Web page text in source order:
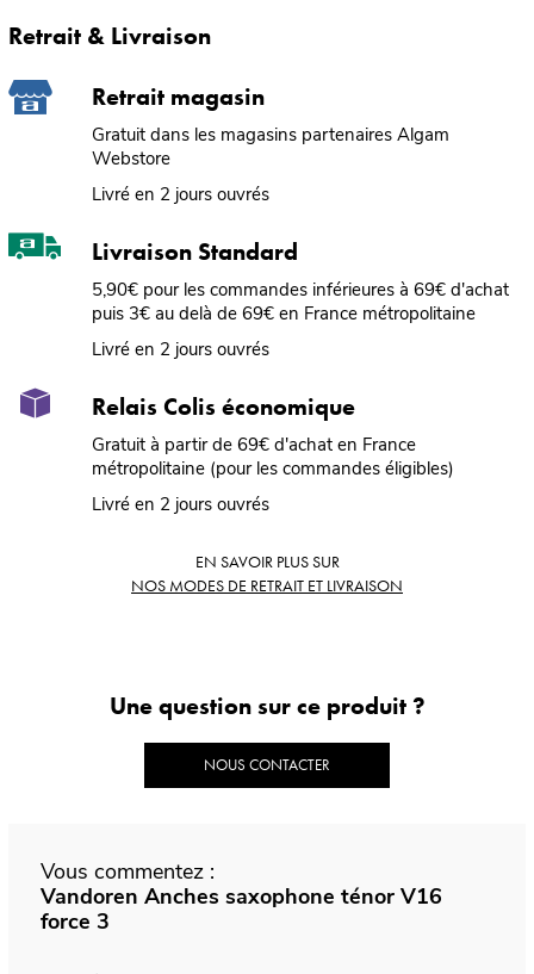
Retrait & Livraison
Retrait magasin
Gratuit dans les magasins partenaires Algam
Webstore
Livré en 2 jours ouvrés
Livraison Standard
5,90€ pour les commandes inférieures à 69€ d'achat
puis 3€ au delà de 69€ en France métropolitaine
Livré en 2 jours ouvrés
Relais Colis économique
Gratuit à partir de 69€ d'achat en France
métropolitaine (pour les commandes éligibles)
Livré en 2 jours ouvrés
EN SAVOIR PLUS SUR
NOS MODES DE RETRAIT ET LIVRAISON
Une question sur ce produit ?
NOUS CONTACTER
Vous commentez :
Vandoren Anches saxophone ténor V16
force 3